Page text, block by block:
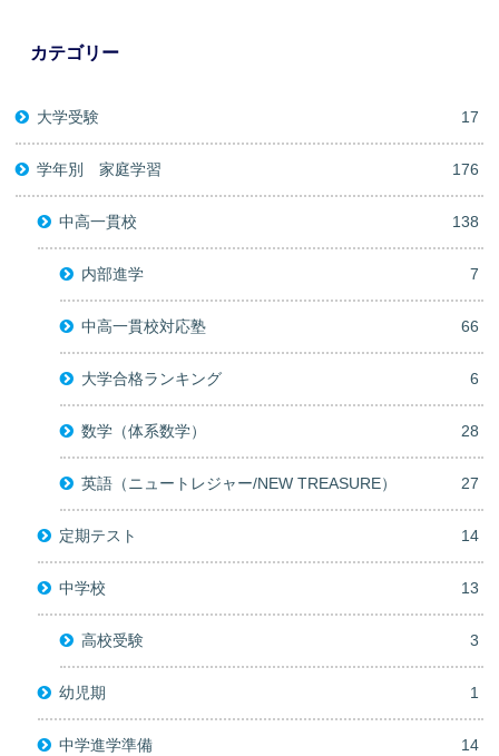
カテゴリー
大学受験 17
学年別 家庭学習 176
中高一貫校 138
内部進学 7
中高一貫校対応塾 66
大学合格ランキング 6
数学（体系数学） 28
英語（ニュートレジャー/NEW TREASURE） 27
定期テスト 14
中学校 13
高校受験 3
幼児期 1
中学進学準備 14